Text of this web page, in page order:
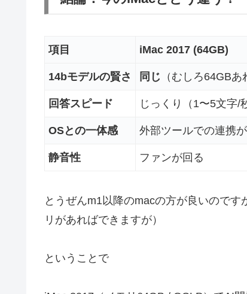
項目 iMac 2017 (64GB)
14bモデルの賢さ 同じ （むしろ64GBあ
回答スピード じっくり（1〜5文字/
OSとの一体感 外部ツールでの連携
静音性 ファンが回る
とうぜんm1以降のmacの方が良いので
リがあればできますが）
ということで